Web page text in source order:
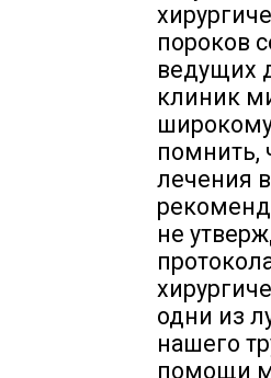
пороков
ведущих
клиник
широкому
помнить,
лечения
не
одни из
нашего
помощи